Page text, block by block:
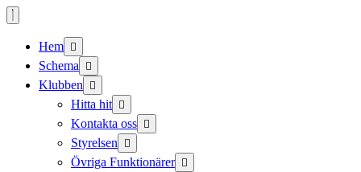
Skip
to
contentHem
Schema
Klubben
Hitta hit
Kontakta oss
Styrelsen
Övriga Funktionärer